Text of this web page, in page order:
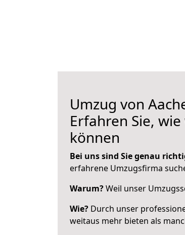
Umzug von
Erfahren Sie,
können
Bei uns sind Sie genau
erfahrene Umzugsfirma
Warum?Weil unser
Wie? Durch unser
weitaus mehr bieten als